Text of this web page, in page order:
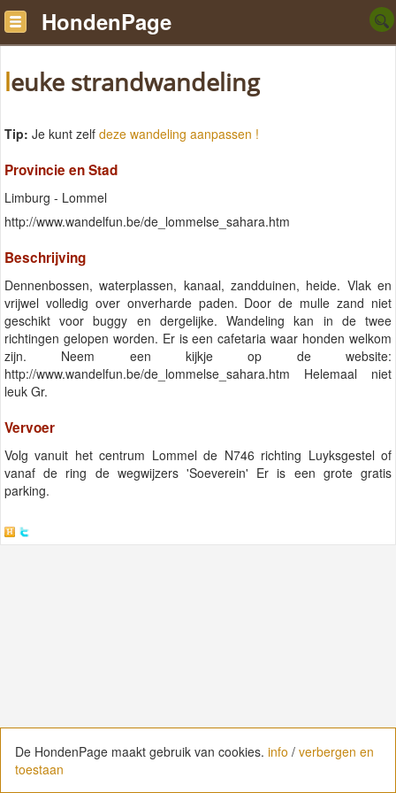
HondenPage
leuke strandwandeling
Tip: Je kunt zelf deze wandeling aanpassen !
Provincie en Stad
Limburg - Lommel
http://www.wandelfun.be/de_lommelse_sahara.htm
Beschrijving
Dennenbossen, waterplassen, kanaal, zandduinen, heide. Vlak en
vrijwel volledig over onverharde paden. Door de mulle zand niet
geschikt voor buggy en dergelijke. Wandeling kan in de twee
richtingen gelopen worden. Er is een cafetaria waar honden welkom
zijn. Neem een kijkje op de website:
http://www.wandelfun.be/de_lommelse_sahara.htm Helemaal niet
leuk Gr.
Vervoer
Volg vanuit het centrum Lommel de N746 richting Luyksgestel of
vanaf de ring de wegwijzers 'Soeverein' Er is een grote gratis
parking.
De HondenPage maakt gebruik van cookies. info / verbergen en
toestaan
De HondenPage maakt gebruik van cookies. info / verbergen en
toestaan